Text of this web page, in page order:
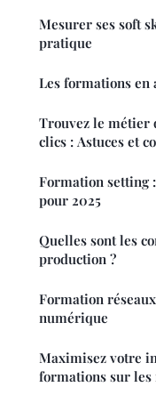
Mesurer ses soft
pratique
Les formations en
Trouvez le métier
clics : Astuces et
Formation setting
pour 2025
Quelles sont les
production ?
Formation
numérique
Maximisez votre
formations sur les